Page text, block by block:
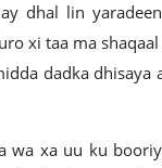
dhal lin
xi taa ma
dadka dhisaya
wa xa uu ku